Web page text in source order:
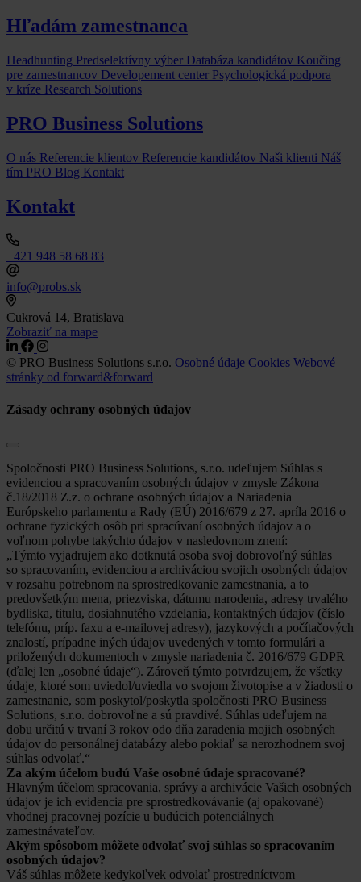
Hľadám zamestnanca
Headhunting Predselektívny výber Databáza kandidátov Koučing
pre zamestnancov Developement center Psychologická podpora
v kríze Research Solutions
PRO Business Solutions
O nás Referencie klientov Referencie kandidátov Naši klienti Náš
tím PRO Blog Kontakt
Kontakt
+421 948 58 68 83
info@probs.sk
Cukrová 14, Bratislava
Zobraziť na mape
© PRO Business Solutions s.r.o. Osobné údaje Cookies Webové
stránky od forward&forward
Zásady ochrany osobných údajov
Spoločnosti PRO Business Solutions, s.r.o. udeľujem Súhlas s
evidenciou a spracovaním osobných údajov v zmysle Zákona
č.18/2018 Z.z. o ochrane osobných údajov a Nariadenia
Európskeho parlamentu a Rady (EÚ) 2016/679 z 27. apríla 2016 o
ochrane fyzických osôb pri spracúvaní osobných údajov a o
voľnom pohybe takýchto údajov v nasledovnom znení:
„Týmto vyjadrujem ako dotknutá osoba svoj dobrovoľný súhlas
so spracovaním, evidenciou a archiváciou svojich osobných údajov
v rozsahu potrebnom na sprostredkovanie zamestnania, a to
predovšetkým mena, priezviska, dátumu narodenia, adresy trvalého
bydliska, titulu, dosiahnutého vzdelania, kontaktných údajov (číslo
telefónu, príp. faxu a e-mailovej adresy), jazykových a počítačových
znalostí, prípadne iných údajov uvedených v tomto formulári a
priložených dokumentoch v zmysle nariadenia č. 2016/679 GDPR
(ďalej len „osobné údaje“). Zároveň týmto potvrdzujem, že všetky
údaje, ktoré som uviedol/uviedla vo svojom životopise a v žiadosti o
zamestnanie, som poskytol/poskytla spoločnosti PRO Business
Solutions, s.r.o. dobrovoľne a sú pravdivé. Súhlas udeľujem na
dobu určitú v trvaní 3 rokov odo dňa zaradenia mojich osobných
údajov do personálnej databázy alebo pokiaľ sa nerozhodnem svoj
súhlas odvolať.“
Za akým účelom budú Vaše osobné údaje spracované?
Hlavným účelom spracovania, správy a archivácie Vašich osobných
údajov je ich evidencia pre sprostredkovávanie (aj opakované)
vhodnej pracovnej pozície u budúcich potenciálnych
zamestnávateľov.
Akým spôsobom môžete odvolať svoj súhlas so spracovaním
osobných údajov?
Váš súhlas môžete kedykoľvek odvolať prostredníctvom